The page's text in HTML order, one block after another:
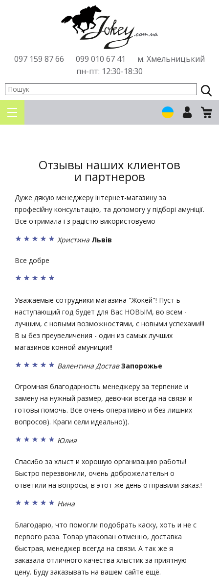
097 159 87 66 099 010 67 41
м. Хмельницький
пн-пт: 12:30-18:30
Отзывы наших клиентов
и партнеров
Дуже дякую менеджеру інтернет-магазину за
професійну консультацію, та допомогу у підборі амуніції.
Все отримала і з радістю використовуємо
Христина Львів
Все добре
Уважаемые сотрудники магазина "Жокей"! Пуст ь
наступающий год будет для Вас НОВЫМ, во всем -
лучшим, с новыми возможностями, с новыми успехами!!!
В ы без преувеличения - один из самых лучших
магазинов конной амуниции!!
Валентина Достав Запорожье
Огромная благодарность менеджеру за терпение и
замену на нужный размер, девочки всегда на связи и
готовы помочь. Все очень оперативно и без лишних
вопросов). Краги сели идеально)).
Юлия
Спасибо за хлыст и хорошую организацию работы!
Быстро перезвонили, очень доброжелательн о
ответили на вопросы, в этот же день отправили заказ.!
Нина
Благодарю, что помогли подобрать каску, хоть и не с
первого раза. Товар упакован отменно, доставка
быстрая, менеджер всегда на связи. А так же я
заказала отличного качества хлыстик за приятную
цену. Буду заказывать на вашем сайте ещё.